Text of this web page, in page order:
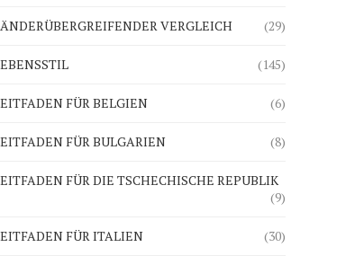
VERGLEICH (29)
(145)
FÜR BELGIEN (6)
FÜR BULGARIEN (8)
FÜR DIE TSCHECHISCHE REPUBLIK
(9)
FÜR ITALIEN (30)